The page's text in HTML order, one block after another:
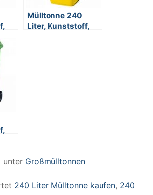
Mülltonne 240
Liter, Kunststoff,
unter Großmülltonnen
240 Liter Mülltonne kaufen, 240